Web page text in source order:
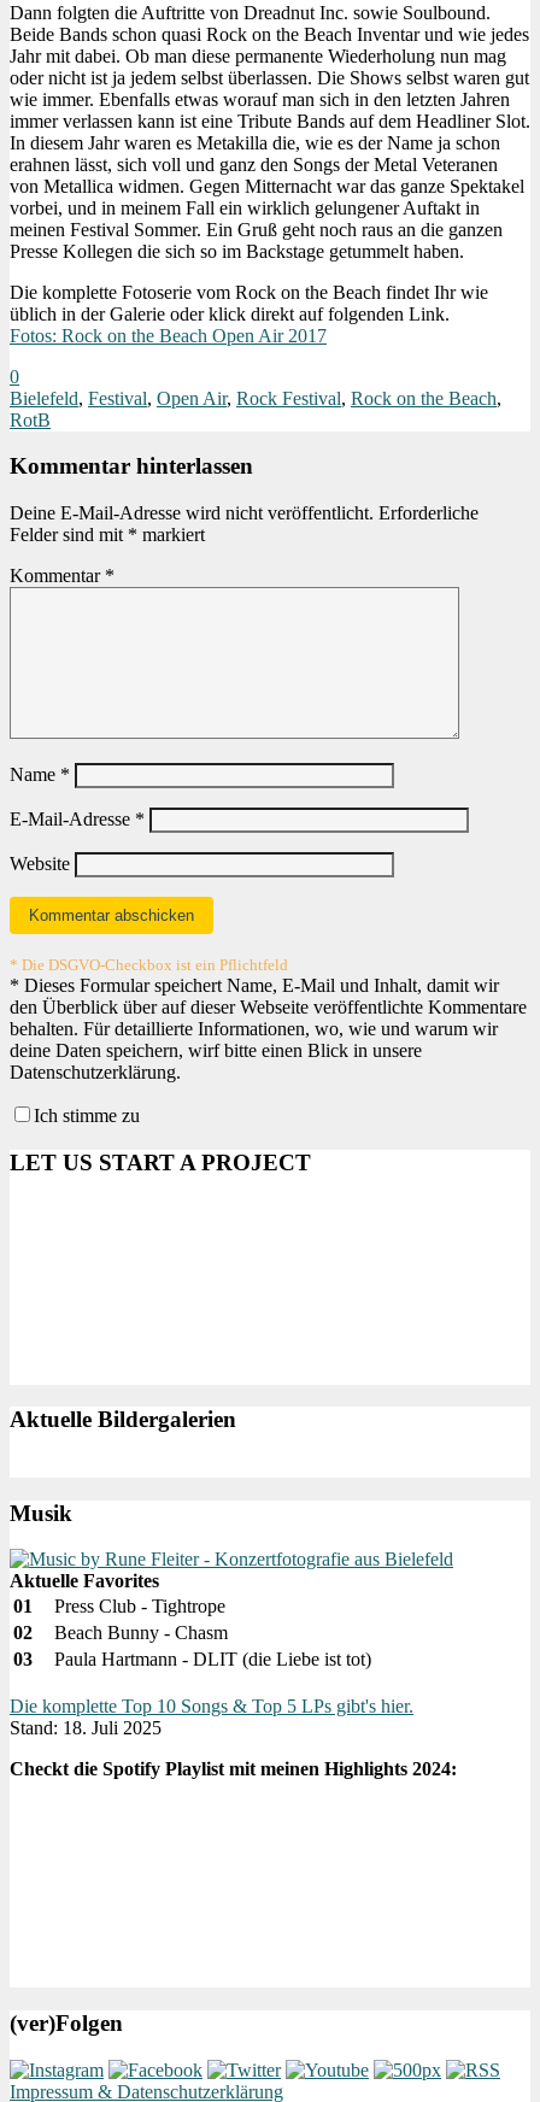
Dann folgten die Auftritte von Dreadnut Inc. sowie Soulbound.
Beide Bands schon quasi Rock on the Beach Inventar und wie jedes
Jahr mit dabei. Ob man diese permanente Wiederholung nun mag
oder nicht ist ja jedem selbst überlassen. Die Shows selbst waren gut
wie immer. Ebenfalls etwas worauf man sich in den letzten Jahren
immer verlassen kann ist eine Tribute Bands auf dem Headliner Slot.
In diesem Jahr waren es Metakilla die, wie es der Name ja schon
erahnen lässt, sich voll und ganz den Songs der Metal Veteranen
von Metallica widmen. Gegen Mitternacht war das ganze Spektakel
vorbei, und in meinem Fall ein wirklich gelungener Auftakt in
meinen Festival Sommer. Ein Gruß geht noch raus an die ganzen
Presse Kollegen die sich so im Backstage getummelt haben.
Die komplette Fotoserie vom Rock on the Beach findet Ihr wie
üblich in der Galerie oder klick direkt auf folgenden Link.
Fotos: Rock on the Beach Open Air 2017
0
Bielefeld, Festival, Open Air, Rock Festival, Rock on the Beach,
RotB
Kommentar hinterlassen
Deine E-Mail-Adresse wird nicht veröffentlicht. Erforderliche
Felder sind mit * markiert
Kommentar *
Name *
E-Mail-Adresse *
Website
* Die DSGVO-Checkbox ist ein Pflichtfeld
* Dieses Formular speichert Name, E-Mail und Inhalt, damit wir
den Überblick über auf dieser Webseite veröffentlichte Kommentare
behalten. Für detaillierte Informationen, wo, wie und warum wir
deine Daten speichern, wirf bitte einen Blick in unsere
Datenschutzerklärung.
Ich stimme zu
LET US START A PROJECT
Aktuelle Bildergalerien
Musik
Aktuelle Favorites
01
Press Club - Tightrope
02
Beach Bunny - Chasm
03
Paula Hartmann - DLIT (die Liebe ist tot)
Die komplette Top 10 Songs & Top 5 LPs gibt's hier.
Stand: 18. Juli 2025
Checkt die Spotify Playlist mit meinen Highlights 2024:
(ver)Folgen
Impressum & Datenschutzerklärung